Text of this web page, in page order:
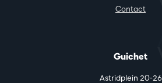
Contact
Guichet
Astridplein 20-26